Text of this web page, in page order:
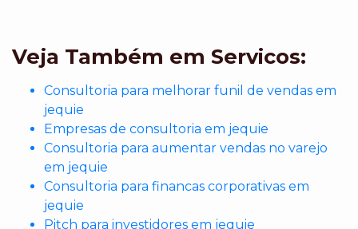
Veja Também em Servicos:
Consultoria para melhorar funil de vendas em
jequie
Empresas de consultoria em jequie
Consultoria para aumentar vendas no varejo
em jequie
Consultoria para financas corporativas em
jequie
Pitch para investidores em jequie